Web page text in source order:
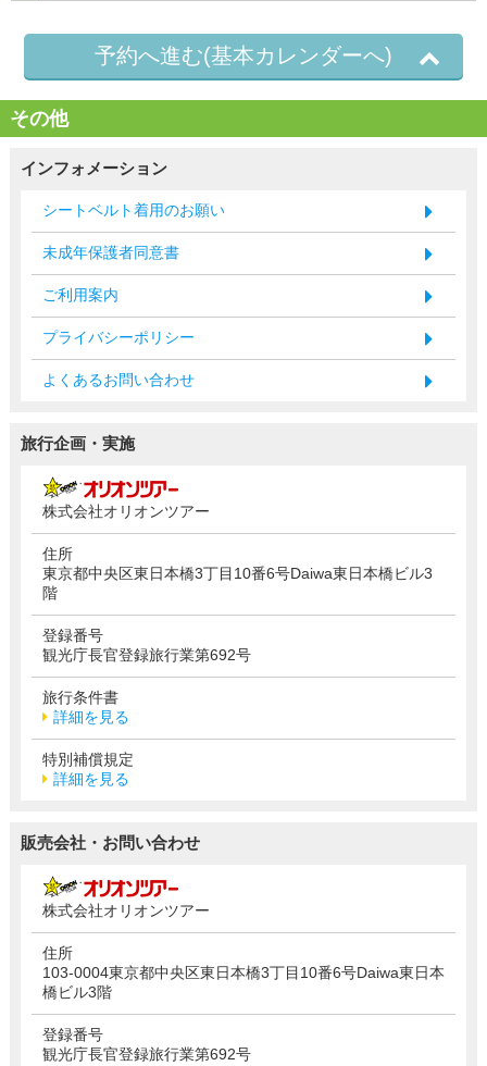
予約へ進む(基本カレンダーへ)
その他
インフォメーション
シートベルト着用のお願い
未成年保護者同意書
ご利用案内
プライバシーポリシー
よくあるお問い合わせ
旅行企画・実施
株式会社オリオンツアー
住所
東京都中央区東日本橋3丁目10番6号Daiwa東日本橋ビル3
階
登録番号
観光庁長官登録旅行業第692号
旅行条件書
詳細を見る
特別補償規定
詳細を見る
販売会社・お問い合わせ
株式会社オリオンツアー
住所
103-0004東京都中央区東日本橋3丁目10番6号Daiwa東日本
橋ビル3階
登録番号
観光庁長官登録旅行業第692号